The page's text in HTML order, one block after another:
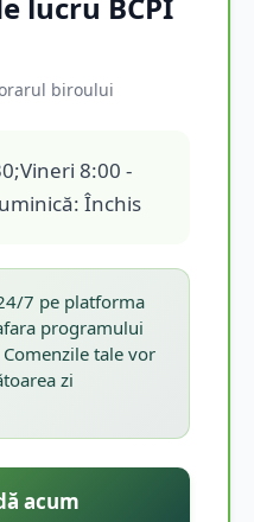
biroului
8:00 -
Închis
7 pe platforma
programului
tale vor
zi
acum